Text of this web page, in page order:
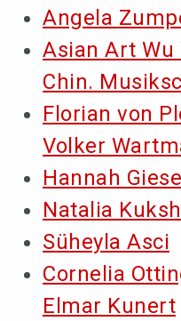
Angela
Asian Art Wu
Chin.
Florian von
Volker
Hannah
Natalia
Süheyla Asci
Cornelia
Elmar Kunert